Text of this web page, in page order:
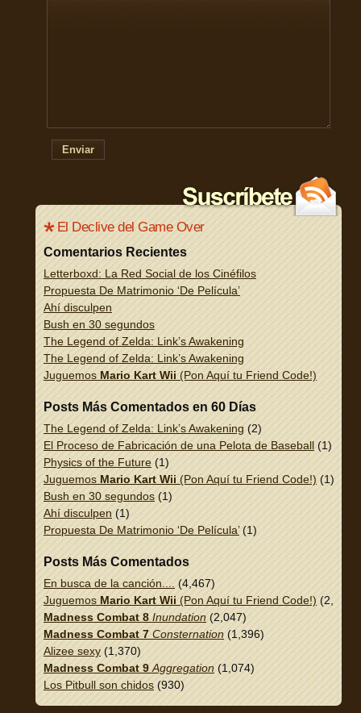
Enviar
El Declive del Game Over
Comentarios Recientes
Letterboxd: La Red Social de los Cinéfilos
Propuesta De Matrimonio ‘De Película’
Ahí disculpen
Bush en 30 segundos
The Legend of Zelda: Link’s Awakening
The Legend of Zelda: Link’s Awakening
Juguemos Mario Kart Wii (Pon Aquí tu Friend Code!)
Posts Más Comentados en 60 Días
The Legend of Zelda: Link’s Awakening (2)
El Proceso de Fabricación de una Pelota de Baseball (1)
Physics of the Future (1)
Juguemos Mario Kart Wii (Pon Aquí tu Friend Code!) (1)
Bush en 30 segundos (1)
Ahí disculpen (1)
Propuesta De Matrimonio ‘De Película’(1)
Posts Más Comentados
En busca de la canción....
(4,467)
Juguemos Mario Kart Wii (Pon Aquí tu Friend Code!) (2,337)
Madness Combat 8 Inundation (2,047)
Madness Combat 7 Consternation (1,396)
Alizee sexy (1,370)
Madness Combat 9 Aggregation (1,074)
Los Pitbull son chidos (930)